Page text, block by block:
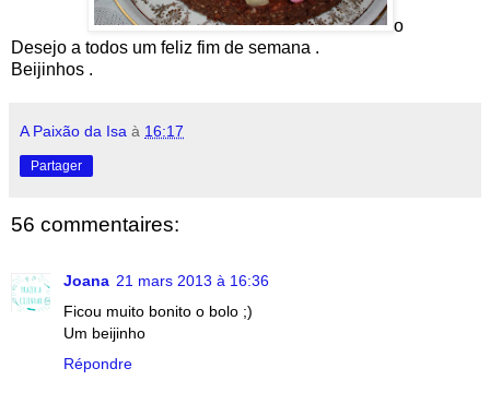
o
Desejo a todos um feliz fim de semana .
Beijinhos .
A Paixão da Isa à 16:17
Partager
56 commentaires:
Joana 21 mars 2013 à 16:36
Ficou muito bonito o bolo ;)
Um beijinho
Répondre